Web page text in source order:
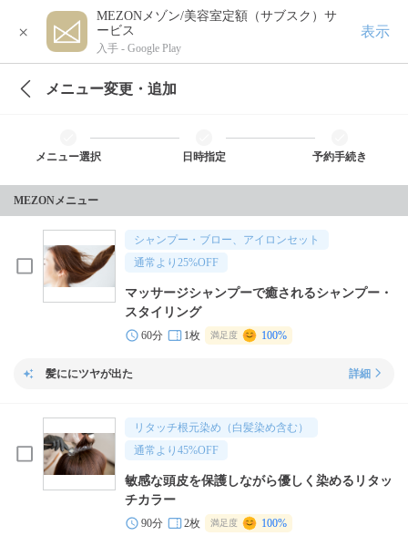
×
MEZONメゾン/美容室定額（サブスク）サ
ービス
入手 - Google Play
表示
メニュー変更・追加
メニュー選択 日時指定 予約手続き
MEZONメニュー
シャンプー・ブロー、アイロンセット
通常より 25%OFF
マッサージシャンプーで癒されるシャンプー・
スタイリング
60分 1枚 満足度 100%
髪ににツヤが出た 詳細
リタッチ根元染め（白髪染め含む）
通常より 45%OFF
敏感な頭皮を保護しながら優しく染めるリタッ
チカラー
90分 2枚 満足度 100%